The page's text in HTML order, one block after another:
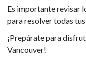
Es importante revisar
para resolver todas
¡Prepárate para
Vancouver!